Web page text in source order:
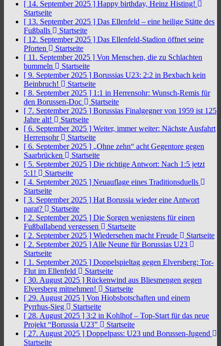
[ 14. September 2025 ] Happy birthday, Heinz Histing!
Startseite
[ 13. September 2025 ] Das Ellenfeld – eine heilige Stätte des
Fußballs
Startseite
[ 12. September 2025 ] Das Ellenfeld-Stadion öffnet seine
Pforten
Startseite
[ 11. September 2025 ] Von Menschen, die zu Schlachten
bummeln
Startseite
[ 9. September 2025 ] Borussias U23: 2:2 in Bexbach kein
Beinbruch!
Startseite
[ 8. September 2025 ] 1:1 in Herrensohr: Wunsch-Remis für
den Borussen-Doc
Startseite
[ 7. September 2025 ] Borussias Finalgegner von 1959 ist 125
Jahre alt!
Startseite
[ 6. September 2025 ] Weiter, immer weiter: Nächste Ausfahrt
Herrensohr
Startseite
[ 6. September 2025 ] „Ohne zehn“ acht Gegentore gegen
Saarbrücken
Startseite
[ 5. September 2025 ] Die richtige Antwort: Nach 1:5 jetzt
5:1!
Startseite
[ 4. September 2025 ] Neuauflage eines Traditionsduells
Startseite
[ 3. September 2025 ] Hat Borussia wieder eine Antwort
parat?
Startseite
[ 2. September 2025 ] Die Sorgen wenigstens für einen
Fußballabend vergessen
Startseite
[ 2. September 2025 ] Wiedersehen macht Freude
Startseite
[ 2. September 2025 ] Alle Neune für Borussias U23
Startseite
[ 1. September 2025 ] Doppelspieltag gegen Elversberg: Tor-
Flut im Ellenfeld
Startseite
[ 30. August 2025 ] Rückenwind aus Bliesmengen gegen
Elversberg mitnehmen!
Startseite
[ 29. August 2025 ] Von Hiobsbotschaften und einem
Pyrrhus-Sieg
Startseite
[ 28. August 2025 ] 3:2 in Kohlhof – Top-Start für das neue
Projekt “Borussia U23”
Startseite
[ 27. August 2025 ] Doppelpass: U23 und Borussen-Jugend
Startseite